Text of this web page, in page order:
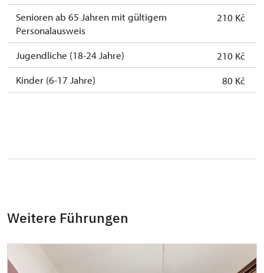
Senioren ab 65 Jahren mit gültigem
Personalausweis
210 Kč
Jugendliche (18-24 Jahre)
210 Kč
Kinder (6-17 Jahre)
80 Kč
Weitere Führungen